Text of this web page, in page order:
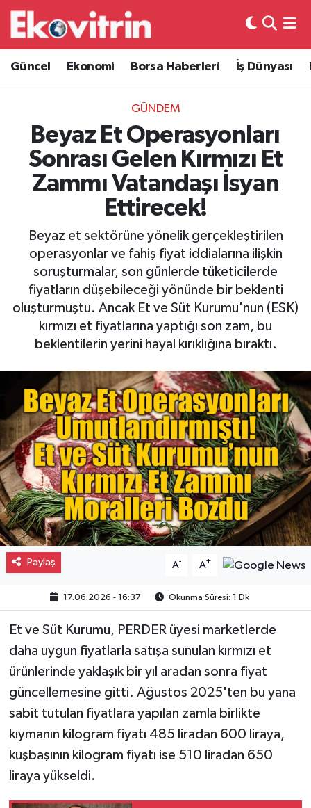
Güncel Ekonomi Borsa Haberleri İş Dünyası
GÜNDEM
Beyaz Et Operasyonları
Sonrası Gelen Kırmızı Et
Zammı Vatandaşı İsyan
Ettirecek!
Beyaz et sektörüne yönelik gerçekleştirilen
operasyonlar ve fahiş fiyat iddialarına ilişkin
soruşturmalar, son günlerde tüketicilerde
fiyatların düşebileceği yönünde bir beklenti
oluşturmuştu. Ancak Et ve Süt Kurumu'nun (ESK)
kırmızı et fiyatlarına yaptığı son zam, bu
beklentilerin yerini hayal kırıklığına bıraktı.
Paylaş A- A+
17.06.2026 - 16:37 Okunma Süresi: 1 Dk
Et ve Süt Kurumu, PERDER üyesi marketlerde
daha uygun fiyatlarla satışa sunulan kırmızı et
ürünlerinde yaklaşık bir yıl aradan sonra fiyat
güncellemesine gitti. Ağustos 2025'ten bu yana
sabit tutulan fiyatlara yapılan zamla birlikte
kıymanın kilogram fiyatı 485 liradan 600 liraya,
kuşbaşının kilogram fiyatı ise 510 liradan 650
liraya yükseldi.
Güncel
Ekonomi
Borsa Haberleri
İş Dünyası
Lojistik
Otovitrin
Asayiş
Magazin
Gayrimenkul
Spor
Eğitim
Hava Durumu
Trafik Durumu
Süper Lig Puan Durumu ve Fikstür
Tüm Manşetler
Son Dakika Haberleri
Haber Arşivi